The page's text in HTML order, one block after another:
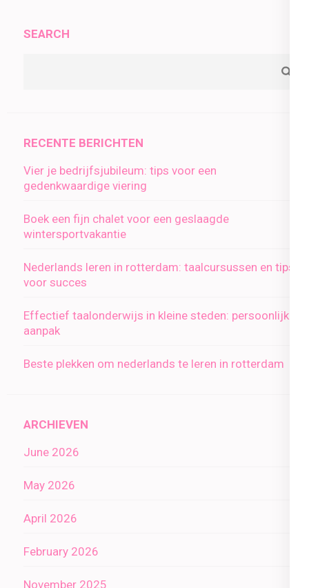
SEARCH
RECENTE BERICHTEN
Vier je bedrijfsjubileum: tips voor een
gedenkwaardige viering
Boek een fijn chalet voor een geslaagde
wintersportvakantie
Nederlands leren in rotterdam: taalcursussen en tips
voor succes
Effectief taalonderwijs in kleine steden: persoonlijke
aanpak
Beste plekken om nederlands te leren in rotterdam
ARCHIEVEN
June 2026
May 2026
April 2026
February 2026
November 2025